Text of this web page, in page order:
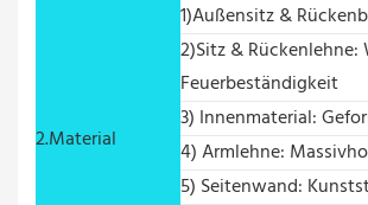
2.Material
1)Außensitz &
2)Sitz &
Feuerbeständigkeit
3) Innenmaterial:
4) Armlehne:
5) Seitenwand: